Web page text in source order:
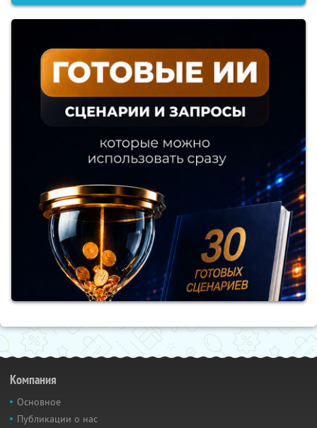
Компания
Основное
Публикации о нас